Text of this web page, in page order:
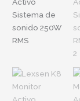
Sistema
de
sonido
250W
cantidad